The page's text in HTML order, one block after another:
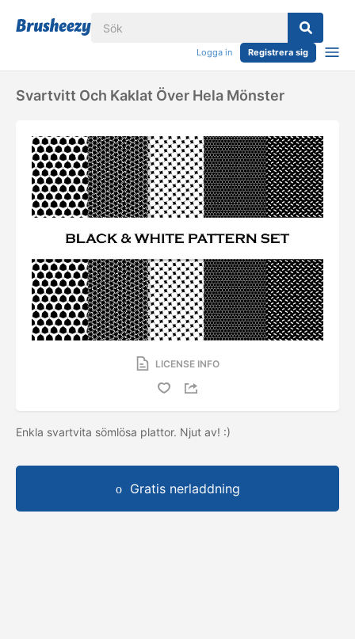
Logga in Registrera sig
Svartvitt Och Kaklat Över Hela Mönster
LICENSE INFO
Enkla svartvita sömlösa plattor. Njut av! :)
Gratis nerladdning